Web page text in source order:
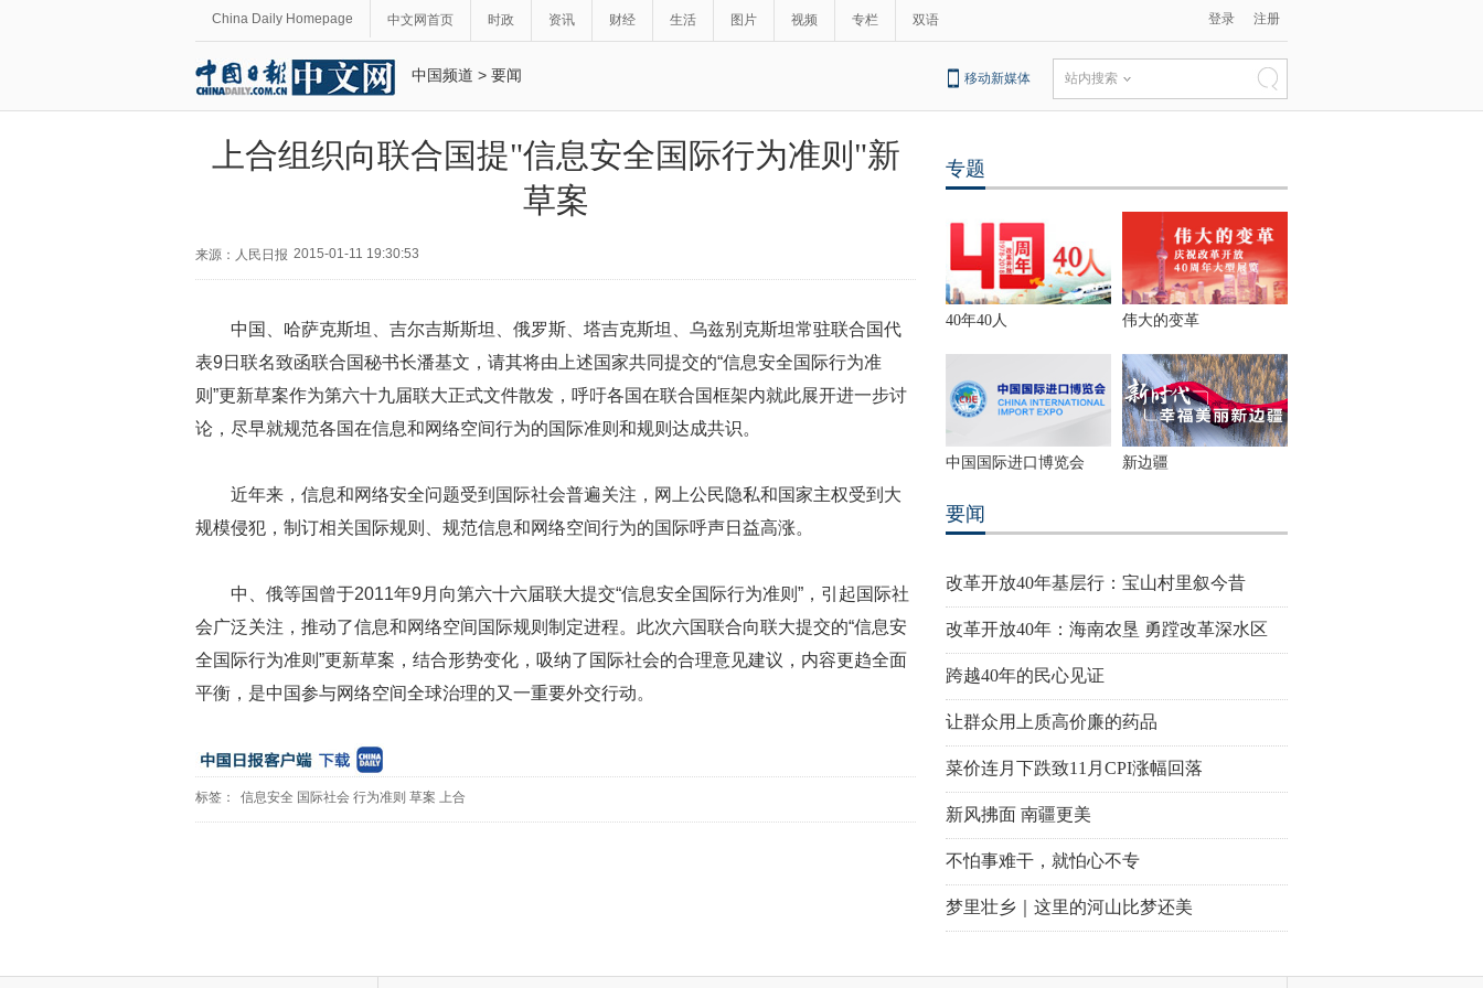
China Daily Homepage 中文网首页 时政 资讯 财经 生活 图片 视频 专栏 双语 登录 注册
中国频道 > 要闻 移动新媒体 站内搜索
上合组织向联合国提"信息安全国际行为准则"新
草案
来源：人民日报 2015-01-11 19:30:53
中国、哈萨克斯坦、吉尔吉斯斯坦、俄罗斯、塔吉克斯坦、乌兹别克斯坦常驻联合国代
表9日联名致函联合国秘书长潘基文，请其将由上述国家共同提交的“信息安全国际行为准
则”更新草案作为第六十九届联大正式文件散发，呼吁各国在联合国框架内就此展开进一步讨
论，尽早就规范各国在信息和网络空间行为的国际准则和规则达成共识。
近年来，信息和网络安全问题受到国际社会普遍关注，网上公民隐私和国家主权受到大
规模侵犯，制订相关国际规则、规范信息和网络空间行为的国际呼声日益高涨。
中、俄等国曾于2011年9月向第六十六届联大提交“信息安全国际行为准则”，引起国际社
会广泛关注，推动了信息和网络空间国际规则制定进程。此次六国联合向联大提交的“信息安
全国际行为准则”更新草案，结合形势变化，吸纳了国际社会的合理意见建议，内容更趋全面
平衡，是中国参与网络空间全球治理的又一重要外交行动。
标签： 信息安全 国际社会 行为准则 草案 上合
专题
40年40人 伟大的变革
中国国际进口博览会 新边疆
要闻
改革开放40年基层行：宝山村里叙今昔
改革开放40年：海南农垦 勇蹚改革深水区
跨越40年的民心见证
让群众用上质高价廉的药品
菜价连月下跌致11月CPI涨幅回落
新风拂面 南疆更美
不怕事难干，就怕心不专
梦里壮乡｜这里的河山比梦还美